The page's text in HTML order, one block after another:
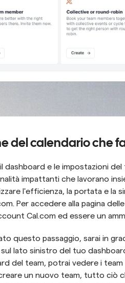
del calendario che
dashboard e le impostazioni
impattanti che lavorano
l'efficienza, la portata e la
Per accedere alla pagina
Cal.com ed essere un
questo passaggio, sarai in
sul lato sinistro del tuo
del team, potrai vedere i
un nuovo team, tutto ciò